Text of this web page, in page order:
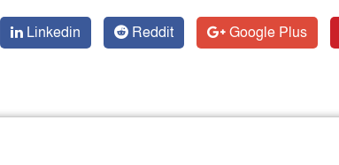
Linkedin Reddit Google Plus